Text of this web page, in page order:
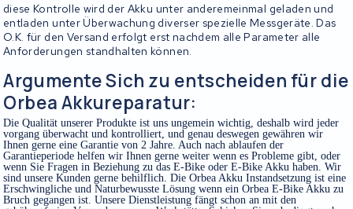
diese Kontrolle wird der Akku unter anderemeinmal geladen und
entladen unter Überwachung diverser spezielle Messgeräte. Das
O.K. für den Versand erfolgt erst nachdem alle Parameter alle
Anforderungen standhalten können.
Argumente Sich zu entscheiden für die
Orbea Akkureparatur:
Die Qualität unserer Produkte ist uns ungemein wichtig, deshalb wird jeder
vorgang überwacht und kontrolliert, und genau deswegen gewähren wir
Ihnen gerne eine Garantie von 2 Jahre. Auch nach ablaufen der
Garantieperiode helfen wir Ihnen gerne weiter wenn es Probleme gibt, oder
wenn Sie Fragen in Beziehung zu das E-Bike oder E-Bike Akku haben. Wir
sind unsere Kunden gerne behilflich. Die Orbea Akku Instandsetzung ist eine
Erschwingliche und Naturbewusste Lösung wenn ein Orbea E-Bike Akku zu
Bruch gegangen ist. Unsere Dienstleistung fängt schon an mit den